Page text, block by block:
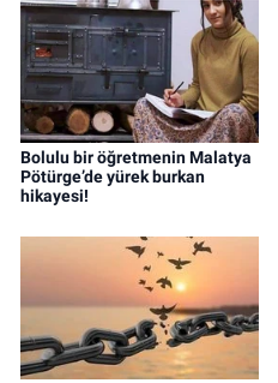
Bolulu bir öğretmenin Malatya
Pötürge’de yürek burkan
hikayesi!